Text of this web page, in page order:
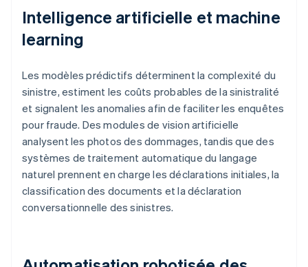
Intelligence artificielle et machine
learning
Les modèles prédictifs déterminent la complexité du
sinistre, estiment les coûts probables de la sinistralité
et signalent les anomalies afin de faciliter les enquêtes
pour fraude. Des modules de vision artificielle
analysent les photos des dommages, tandis que des
systèmes de traitement automatique du langage
naturel prennent en charge les déclarations initiales, la
classification des documents et la déclaration
conversationnelle des sinistres.